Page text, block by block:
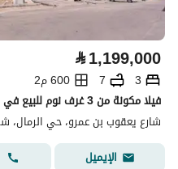
⃁1,199,000
3
7
600 م2
فيلا مكونة من 3 غرف نوم للبيع في الريمال، الرياض
شارع يعقوب بن عمرو، حي الرمال،
الإيميل